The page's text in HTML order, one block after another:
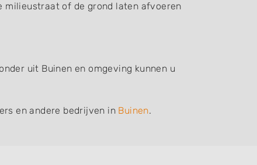
milieustraat of de grond laten afvoeren
uit Buinen en omgeving kunnen u
en andere bedrijven in Buinen.